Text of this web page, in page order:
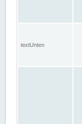
textUnten